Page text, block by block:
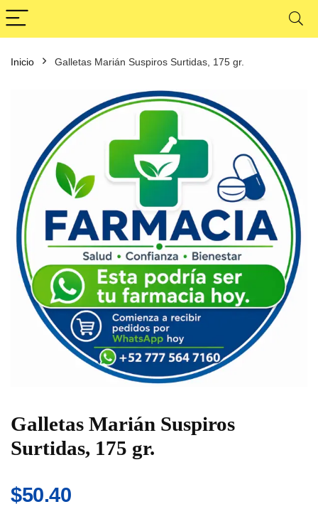
Inicio Galletas Marián Suspiros Surtidas, 175 gr.
Galletas Marián Suspiros
Surtidas, 175 gr.
$50.40